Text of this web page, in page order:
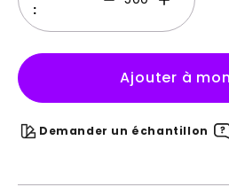
:
Ajouter à
Demander un échantillon